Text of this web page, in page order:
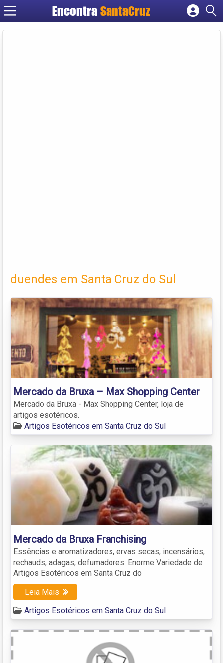
Encontra
Cadastrar empresa
duendes em Santa Cruz do Sul
Mercado da Bruxa – Max Shopping Center
Mercado da Bruxa - Max Shopping Center, loja de
artigos esotéricos.
Artigos Esotéricos em Santa Cruz do Sul
Mercado da Bruxa Franchising
Essências e aromatizadores, ervas secas, incensários,
rechauds, adagas, defumadores. Enorme Variedade de
Artigos Esotéricos em Santa Cruz do
Leia Mais
Artigos Esotéricos em Santa Cruz do Sul